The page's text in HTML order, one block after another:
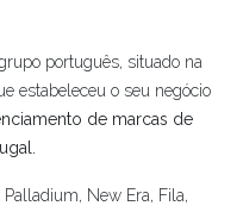
português, situado na
estabeleceu o seu negócio
de marcas de
New Era, Fila,